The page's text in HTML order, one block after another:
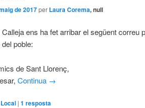
de 2017 per Laura Corema, null
ens ha fet arribar el següent correu
poble:
de Sant Llorenç,
Continua →
Local |1 resposta